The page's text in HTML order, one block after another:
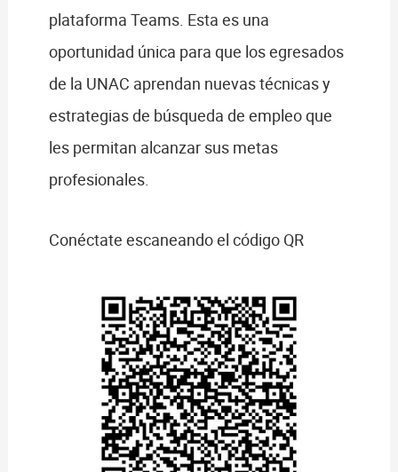
plataforma Teams. Esta es una
oportunidad única para que los egresados
de la UNAC aprendan nuevas técnicas y
estrategias de búsqueda de empleo que
les permitan alcanzar sus metas
profesionales.
Conéctate escaneando el código QR